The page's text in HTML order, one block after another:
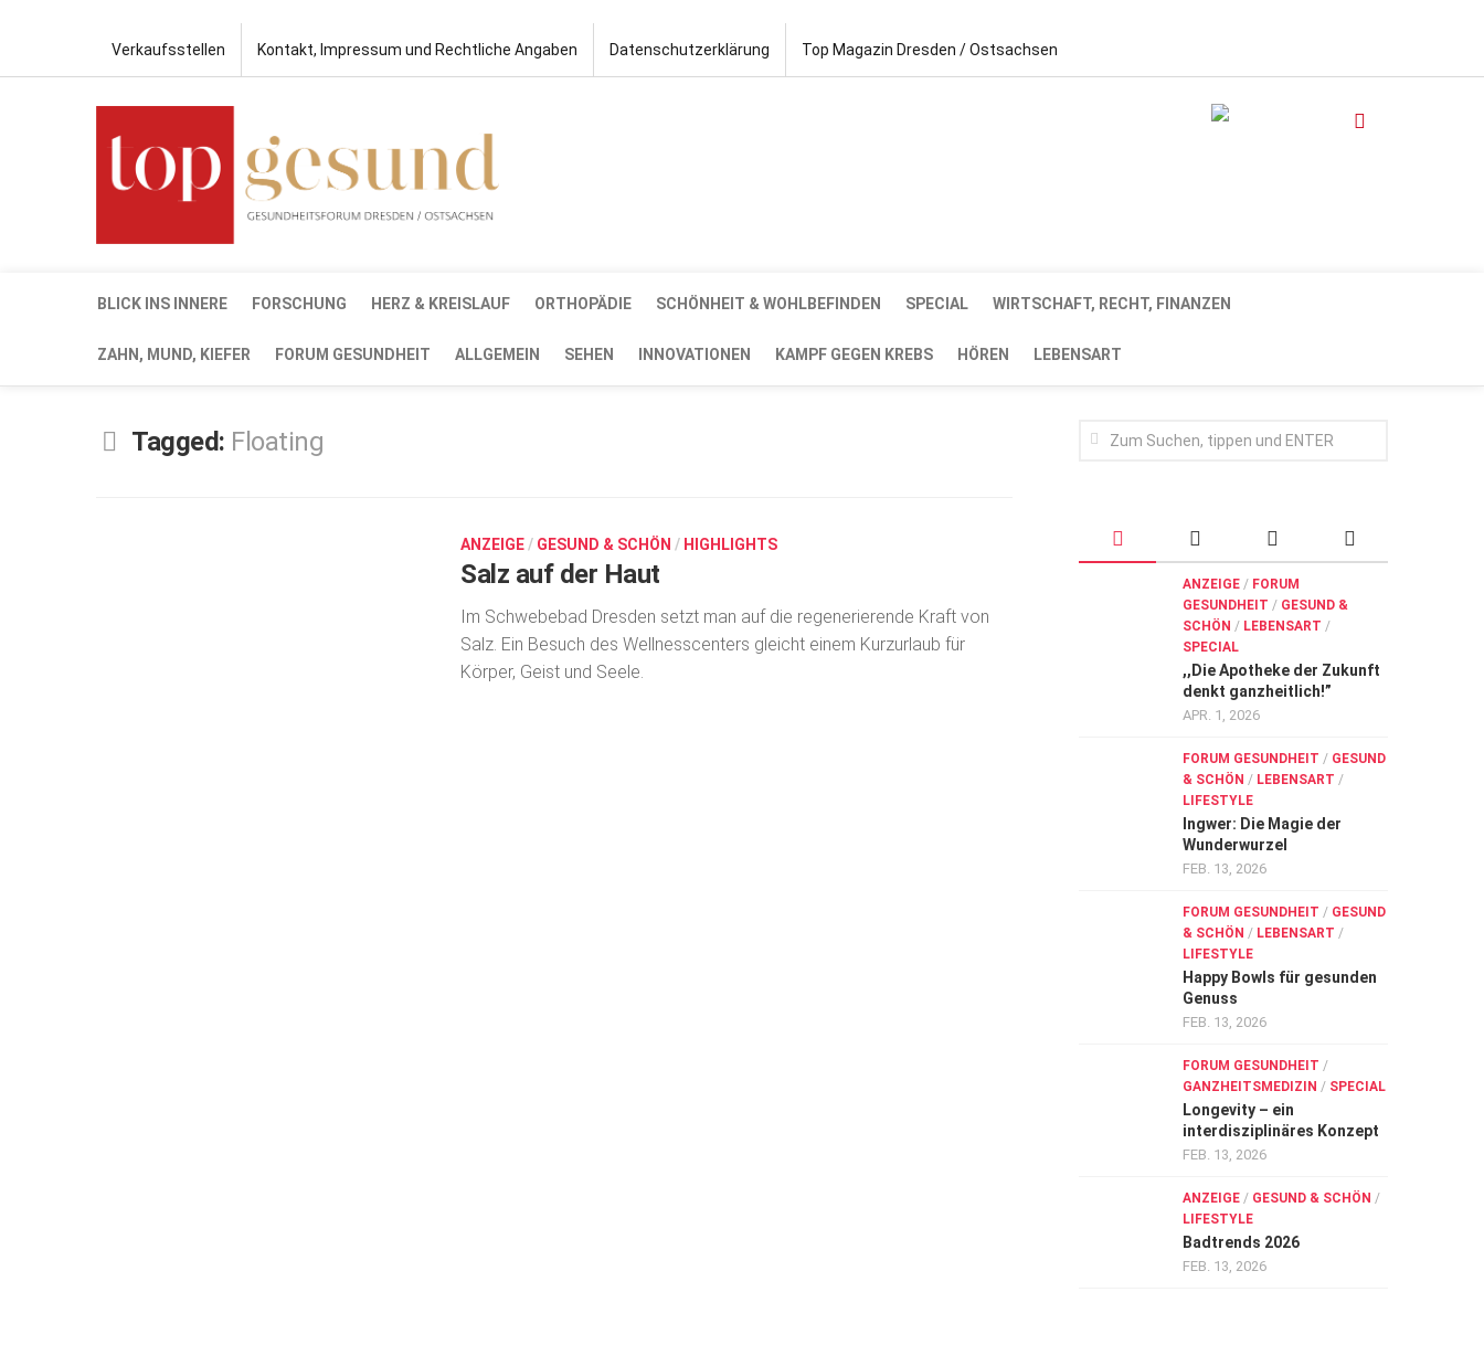
Verkaufsstellen Kontakt, Impressum und Rechtliche Angaben Datenschutzerklärung Top Magazin Dresden / Ostsachsen
BLICK INS INNERE FORSCHUNG HERZ & KREISLAUF ORTHOPÄDIE SCHÖNHEIT & WOHLBEFINDEN SPECIAL WIRTSCHAFT, RECHT, FINANZEN
ZAHN, MUND, KIEFER FORUM GESUNDHEIT ALLGEMEIN SEHEN INNOVATIONEN KAMPF GEGEN KREBS HÖREN LEBENSART
Tagged: Floating
ANZEIGE / GESUND & SCHÖN / HIGHLIGHTS
Salz auf der Haut
Im Schwebebad Dresden setzt man auf die regenerierende Kraft von
Salz. Ein Besuch des Wellnesscenters gleicht einem Kurzurlaub für
Körper, Geist und Seele.
ANZEIGE / FORUM
GESUNDHEIT / GESUND &
SCHÖN / LEBENSART /
SPECIAL
,,Die Apotheke der Zukunft
denkt ganzheitlich!”
APR. 1, 2026
FORUM GESUNDHEIT / GESUND
& SCHÖN / LEBENSART /
LIFESTYLE
Ingwer: Die Magie der
Wunderwurzel
FEB. 13, 2026
FORUM GESUNDHEIT / GESUND
& SCHÖN / LEBENSART /
LIFESTYLE
Happy Bowls für gesunden
Genuss
FEB. 13, 2026
FORUM GESUNDHEIT /
GANZHEITSMEDIZIN / SPECIAL
Longevity – ein
interdisziplinäres Konzept
FEB. 13, 2026
ANZEIGE / GESUND & SCHÖN /
LIFESTYLE
Badtrends 2026
FEB. 13, 2026